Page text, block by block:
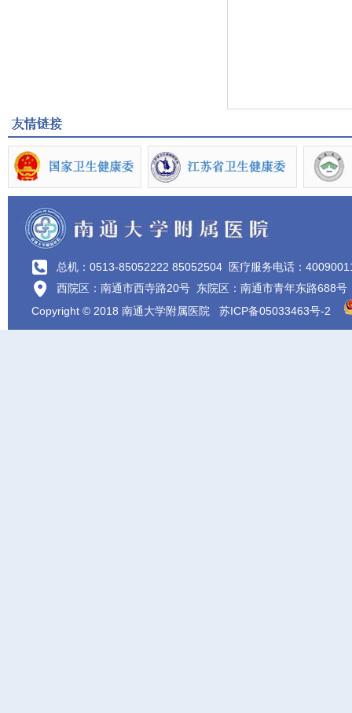
总机：0513-85052222 85052504 医疗服务电话：
西院区：南通市西寺路20号 东院区：南通市青年东路688号
Copyright © 2018 南通大学附属医院 苏ICP备05033463号-2